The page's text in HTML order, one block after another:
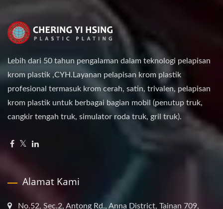
Lebih dari 50 tahun pengalaman dalam teknologi pelapisan
krom plastik ,CYH.Layanan pelapisan krom plastik
profesional termasuk krom cerah, satin, trivalen, pelapisan
krom plastik untuk berbagai bagian mobil (penutup truk,
cangkir tengah truk, simulator roda truk, gril truk).
Alamat Kami
No.52, Sec.2, Antong Rd., Anna District, Tainan 709,